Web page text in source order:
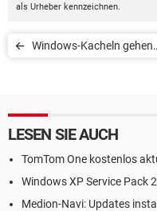
als Urheber kennzeichnen.
Windows-Kacheln gehen
LESEN SIE AUCH
TomTom One kostenlos
Windows XP Service Pack 2
Medion-Navi: Updates